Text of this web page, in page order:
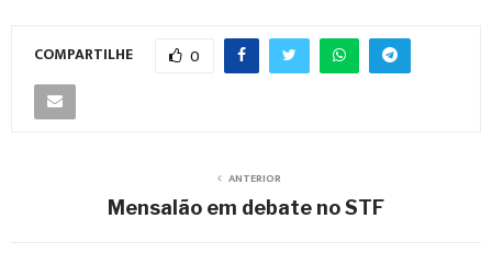
COMPARTILHE 0
ANTERIOR
Mensalão em debate no STF